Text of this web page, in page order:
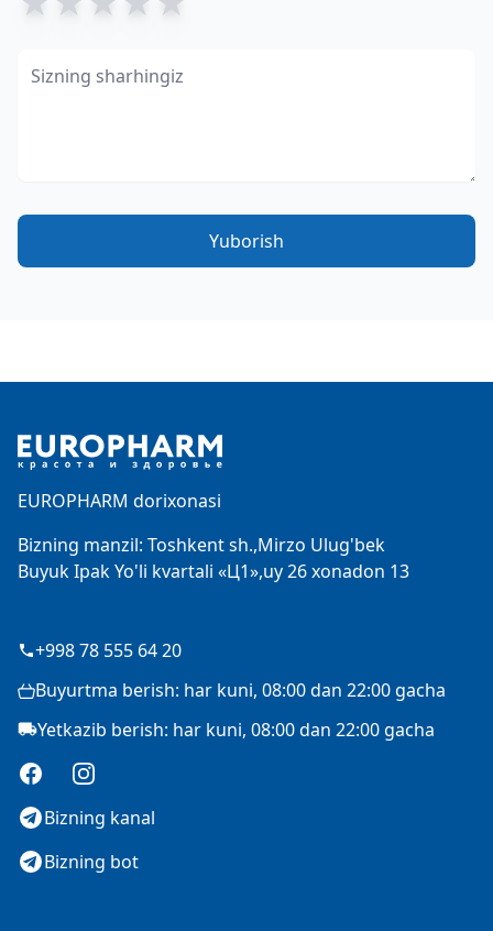
Yuborish
EUROPHARM dorixonasi
Bizning manzil: Toshkent sh.,Mirzo Ulug'bek
Buyuk Ipak Yo'li kvartali «Ц1»,uy 26 xonadon 13
+998 78 555 64 20
Buyurtma berish: har kuni, 08:00 dan 22:00 gacha
Yetkazib berish: har kuni, 08:00 dan 22:00 gacha
FacebookInstagram
Bizning kanal
Bizning bot